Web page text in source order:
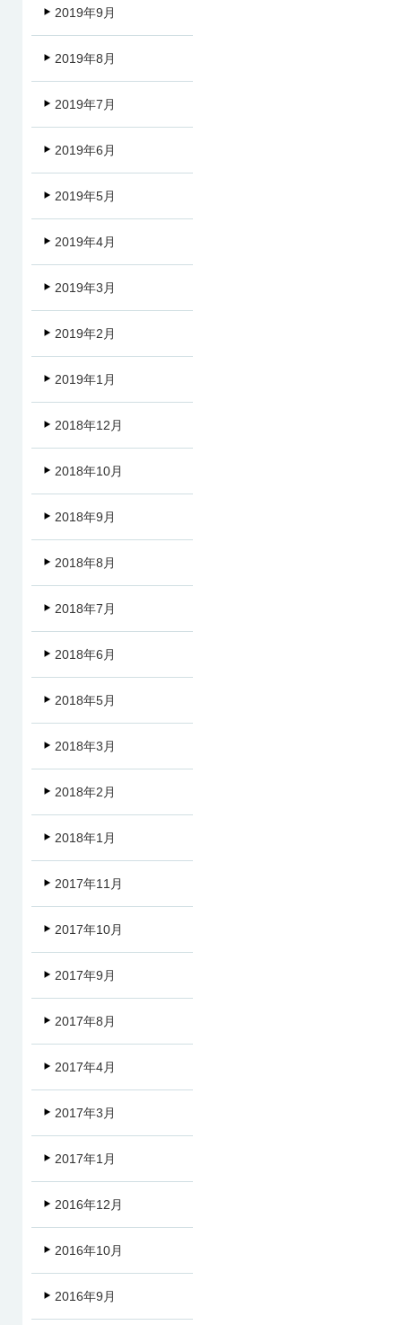
2019年9月
2019年8月
2019年7月
2019年6月
2019年5月
2019年4月
2019年3月
2019年2月
2019年1月
2018年12月
2018年10月
2018年9月
2018年8月
2018年7月
2018年6月
2018年5月
2018年3月
2018年2月
2018年1月
2017年11月
2017年10月
2017年9月
2017年8月
2017年4月
2017年3月
2017年1月
2016年12月
2016年10月
2016年9月